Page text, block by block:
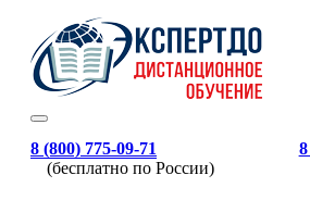
8 (800) 775-09-71
(бесплатно по России)